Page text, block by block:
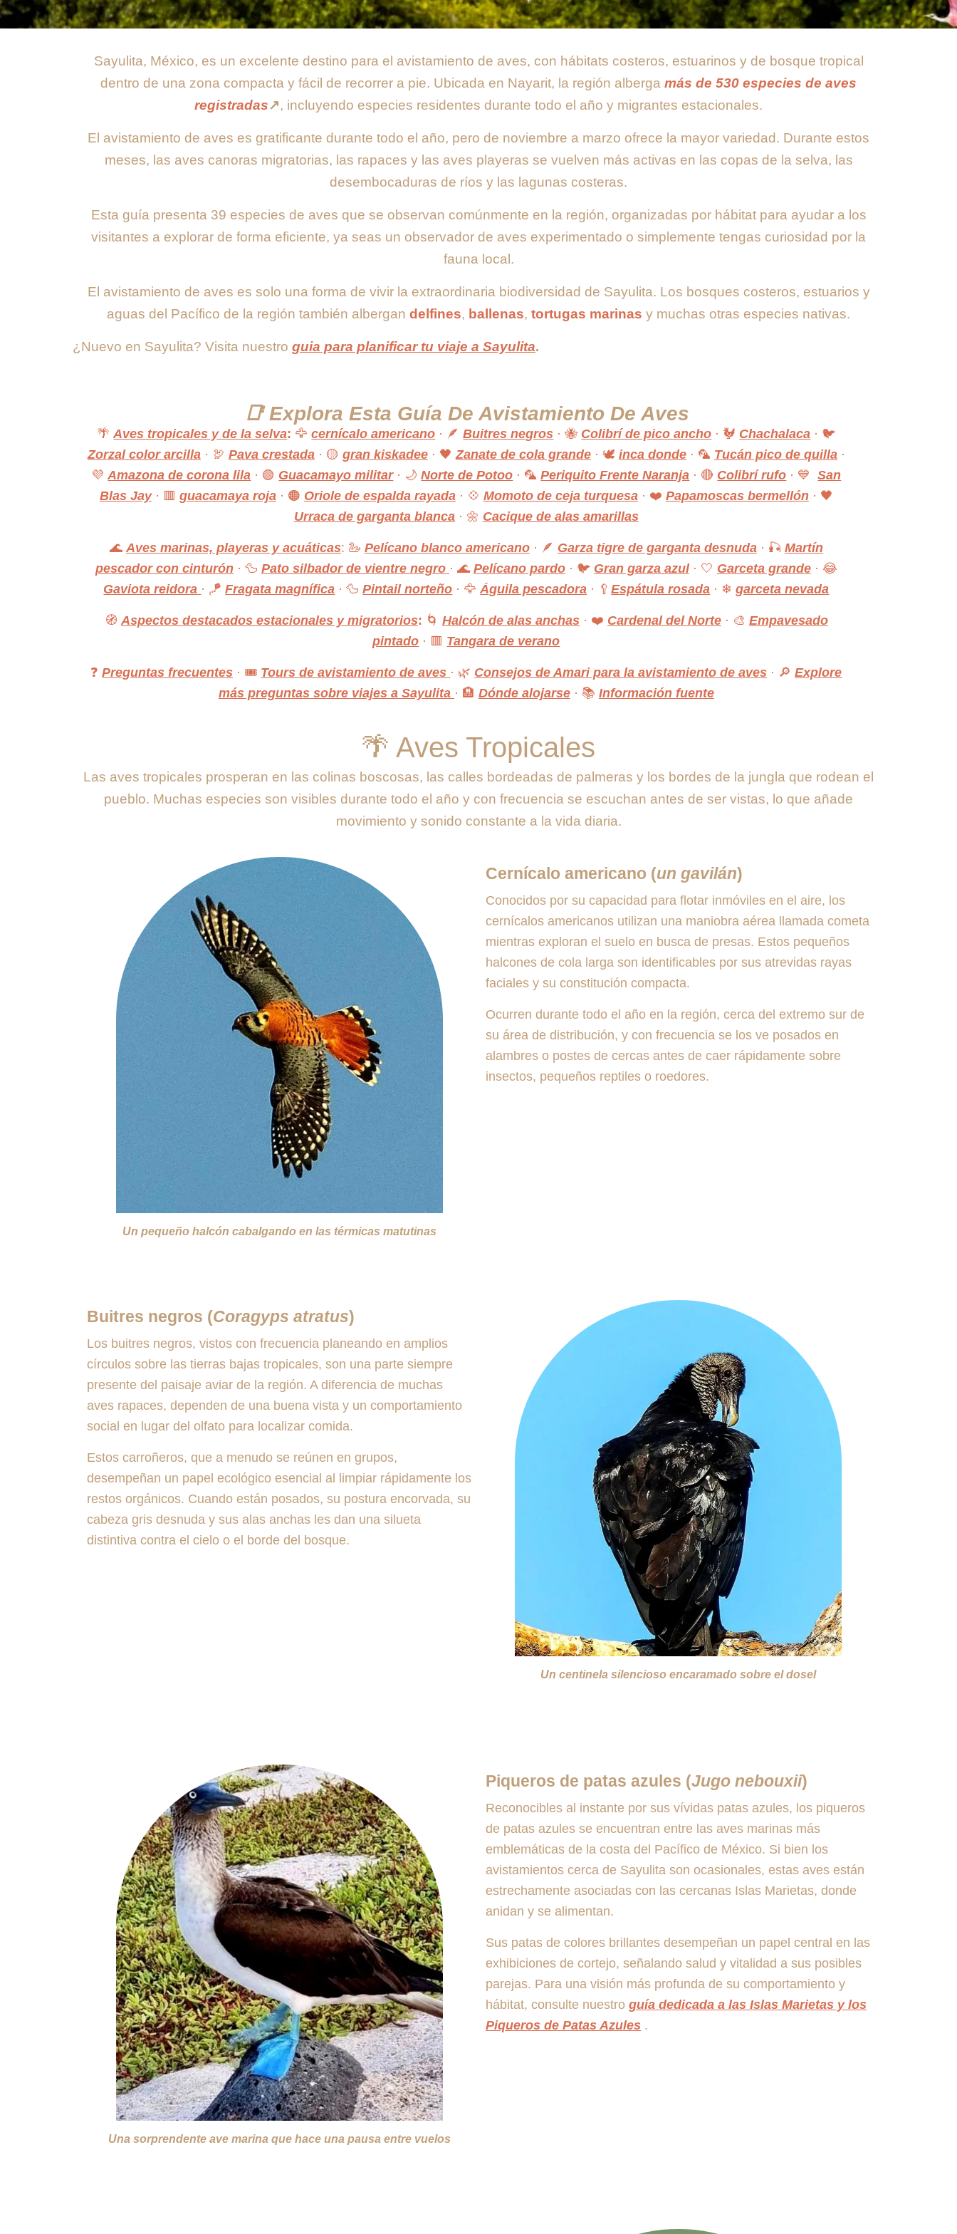
Sayulita, México, es un excelente destino para el avistamiento de aves, con hábitats costeros, estuarinos y de bosque tropical
dentro de una zona compacta y fácil de recorrer a pie. Ubicada en Nayarit, la región alberga más de 530 especies de aves
registradas↗️, incluyendo especies residentes durante todo el año y migrantes estacionales.
El avistamiento de aves es gratificante durante todo el año, pero de noviembre a marzo ofrece la mayor variedad. Durante estos
meses, las aves canoras migratorias, las rapaces y las aves playeras se vuelven más activas en las copas de la selva, las
desembocaduras de ríos y las lagunas costeras.
Esta guía presenta 39 especies de aves que se observan comúnmente en la región, organizadas por hábitat para ayudar a los
visitantes a explorar de forma eficiente, ya seas un observador de aves experimentado o simplemente tengas curiosidad por la
fauna local.
El avistamiento de aves es solo una forma de vivir la extraordinaria biodiversidad de Sayulita. Los bosques costeros, estuarios y
aguas del Pacífico de la región también albergan delfines, ballenas, tortugas marinas y muchas otras especies nativas.
¿Nuevo en Sayulita? Visita nuestro guia para planificar tu viaje a Sayulita.
📑 Explora Esta Guía De Avistamiento De Aves
🌴Aves tropicales y de la selva: 🦅cernícalo americano · 🪶Buitres negros · 🐝 Colibrí de pico ancho · 🐓 Chachalaca · 🐦
Zorzal color arcilla· 🦃 Pava crestada· 🟡 gran kiskadee· 🖤Zanate de cola grande· 🕊️ inca donde· 🦜 Tucán pico de quilla·
💜Amazona de corona lila · 🟢 Guacamayo militar· 🌙Norte de Potoo · 🦜Periquito Frente Naranja · 🔴 Colibrí rufo · 💙San
Blas Jay· 🟥 guacamaya roja· 🟠 Oriole de espalda rayada· 💠 Momoto de ceja turquesa· ❤️ Papamoscas bermellón· 🖤
Urraca de garganta blanca· 🌼 Cacique de alas amarillas
🌊 Aves marinas, playeras y acuáticas: 🦢 Pelícano blanco americano· 🪶 Garza tigre de garganta desnuda· 🎣 Martín
pescador con cinturón· 🦆 Pato silbador de vientre negro · 🌊 Pelícano pardo· 🐦 Gran garza azul· 🤍 Garceta grande· 😂
Gaviota reidora · 🪁Fragata magnífica · 🦆Pintail norteño · 🦅Águila pescadora · 🥄Espátula rosada · ❄garceta nevada
🧭 Aspectos destacados estacionales y migratorios: 🌀 Halcón de alas anchas· ❤️ Cardenal del Norte· 🎨 Empavesado
pintado · 🟥 Tangara de verano
❓Preguntas frecuentes · 🎟 Tours de avistamiento de aves · 🌿 Consejos de Amari para la avistamiento de aves · 🔎Explore
más preguntas sobre viajes a Sayulita · 🏨 Dónde alojarse· 📚 Información fuente
🌴 Aves Tropicales
Las aves tropicales prosperan en las colinas boscosas, las calles bordeadas de palmeras y los bordes de la jungla que rodean el
pueblo. Muchas especies son visibles durante todo el año y con frecuencia se escuchan antes de ser vistas, lo que añade
movimiento y sonido constante a la vida diaria.
Cernícalo americano (un gavilán)
Conocidos por su capacidad para flotar inmóviles en el aire, los
cernícalos americanos utilizan una maniobra aérea llamada cometa
mientras exploran el suelo en busca de presas. Estos pequeños
halcones de cola larga son identificables por sus atrevidas rayas
faciales y su constitución compacta.
Ocurren durante todo el año en la región, cerca del extremo sur de
su área de distribución, y con frecuencia se los ve posados ​​en
alambres o postes de cercas antes de caer rápidamente sobre
insectos, pequeños reptiles o roedores.
Un pequeño halcón cabalgando en las térmicas matutinas
Buitres negros (Coragyps atratus)
Los buitres negros, vistos con frecuencia planeando en amplios
círculos sobre las tierras bajas tropicales, son una parte siempre
presente del paisaje aviar de la región. A diferencia de muchas
aves rapaces, dependen de una buena vista y un comportamiento
social en lugar del olfato para localizar comida.
Estos carroñeros, que a menudo se reúnen en grupos,
desempeñan un papel ecológico esencial al limpiar rápidamente los
restos orgánicos. Cuando están posados, su postura encorvada, su
cabeza gris desnuda y sus alas anchas les dan una silueta
distintiva contra el cielo o el borde del bosque.
Un centinela silencioso encaramado sobre el dosel
Piqueros de patas azules (Jugo nebouxii)
Reconocibles al instante por sus vívidas patas azules, los piqueros
de patas azules se encuentran entre las aves marinas más
emblemáticas de la costa del Pacífico de México. Si bien los
avistamientos cerca de Sayulita son ocasionales, estas aves están
estrechamente asociadas con las cercanas Islas Marietas, donde
anidan y se alimentan.
Sus patas de colores brillantes desempeñan un papel central en las
exhibiciones de cortejo, señalando salud y vitalidad a sus posibles
parejas. Para una visión más profunda de su comportamiento y
hábitat, consulte nuestro guía dedicada a las Islas Marietas y los
Piqueros de Patas Azules .
Una sorprendente ave marina que hace una pausa entre vuelos